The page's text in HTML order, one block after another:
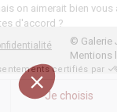
déranger, mais on
visite... Vous êtes
politique de
merci
© Galerie
Mentions